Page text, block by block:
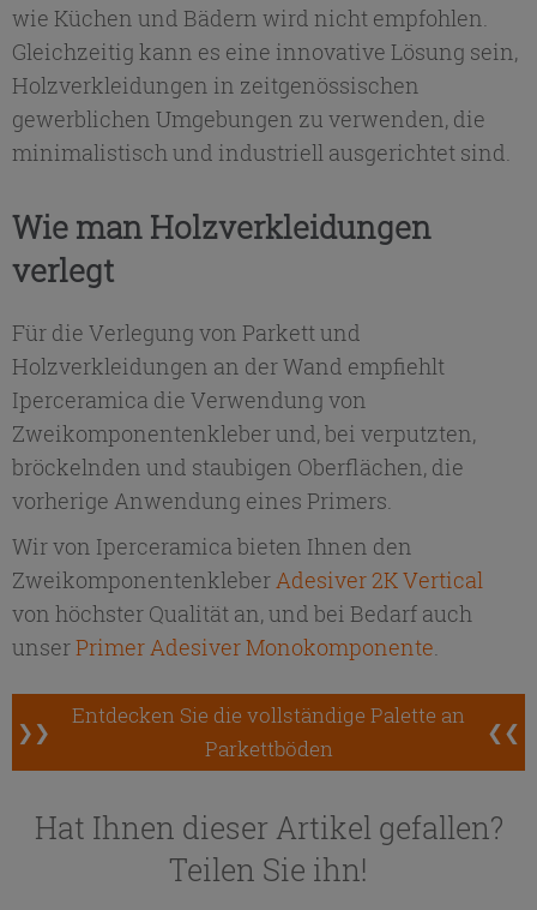
wie Küchen und Bädern wird nicht empfohlen.
Gleichzeitig kann es eine innovative Lösung sein,
Holzverkleidungen in zeitgenössischen
gewerblichen Umgebungen zu verwenden, die
minimalistisch und industriell ausgerichtet sind.
Wie man Holzverkleidungen
verlegt
Für die Verlegung von Parkett und
Holzverkleidungen an der Wand empfiehlt
Iperceramica die Verwendung von
Zweikomponentenkleber und, bei verputzten,
bröckelnden und staubigen Oberflächen, die
vorherige Anwendung eines Primers.
Wir von Iperceramica bieten Ihnen den
ZweikomponentenkleberAdesiver 2K Vertical
von höchster Qualität an, und bei Bedarf auch
unserPrimer Adesiver Monokomponente.
❯❯
Entdecken Sie die vollständige Palette an
Parkettböden
❮❮
Hat Ihnen dieser Artikel gefallen?
Teilen Sie ihn!